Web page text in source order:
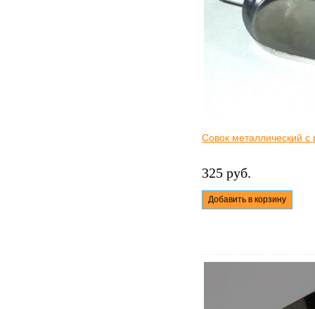
Совок металлический
325 руб.
Добавить в корзину